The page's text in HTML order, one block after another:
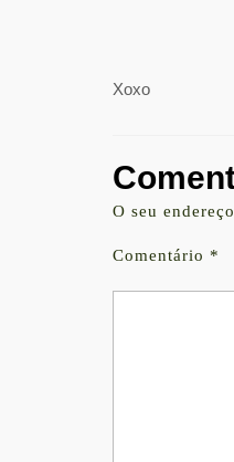
Xoxo
O seu
Comentário *